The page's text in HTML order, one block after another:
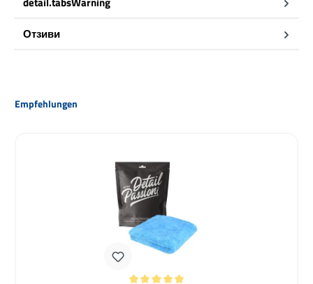
Отзиви
Пропуснете продуктовата галерия
Empfehlungen